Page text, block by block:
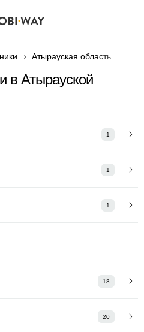
Атырауская область
в Атырауской
1
1
1
18
20